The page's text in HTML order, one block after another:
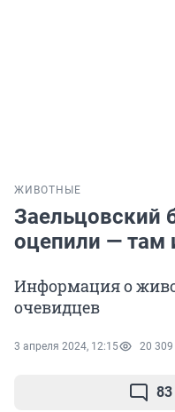
ЖИВОТНЫЕ
Заельцовский
оцепили — там
Информация о
очевидцев
3 апреля 2024, 12:15 20 309